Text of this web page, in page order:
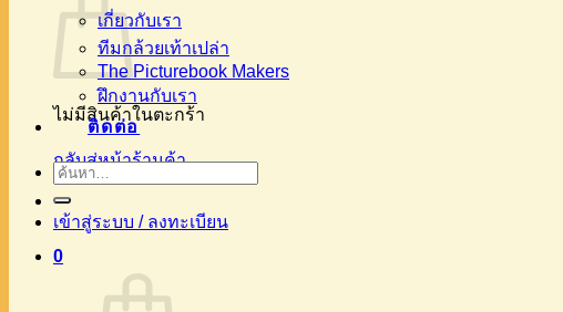
ไม่มีสินค้าในตะกร้า
กลับสู่หน้าร้านค้า
เกี่ยวกับเรา
ทีมกล้วยเท้าเปล่า
The Picturebook Makers
ฝึกงานกับเรา
ติดต่อ
ค้นหา:
เข้าสู่ระบบ / ลงทะเบียน
0